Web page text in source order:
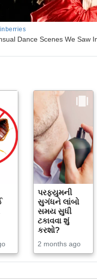
પરફ્યુમની
સુગંધને લાંબો
સમય સુધી
ટકાવવા શું
કરશો?
2 months ago